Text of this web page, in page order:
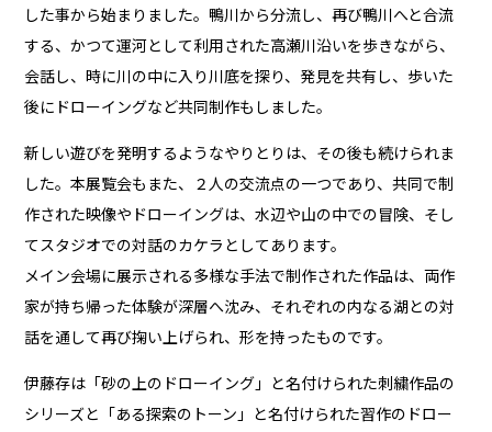
した事から始まりました。鴨川から分流し、再び鴨川へと合流
する、かつて運河として利用された高瀬川沿いを歩きながら、
会話し、時に川の中に入り川底を探り、発見を共有し、歩いた
後にドローイングなど共同制作もしました。
新しい遊びを発明するようなやりとりは、その後も続けられま
した。本展覧会もまた、２人の交流点の一つであり、共同で制
作された映像やドローイングは、水辺や山の中での冒険、そし
てスタジオでの対話のカケラとしてあります。
メイン会場に展示される多様な手法で制作された作品は、両作
家が持ち帰った体験が深層へ沈み、それぞれの内なる湖との対
話を通して再び掬い上げられ、形を持ったものです。
伊藤存は「砂の上のドローイング」と名付けられた刺繍作品の
シリーズと「ある探索のトーン」と名付けられた習作のドロー